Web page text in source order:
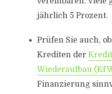
jährlich 5 Prozent.
Prüfen Sie auch,
Krediten der
Wiederaufbau
Finanzierung